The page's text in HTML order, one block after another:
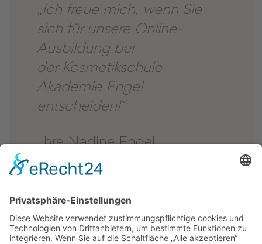
„Ich freue mich, wenn Sie
sich für unsere Online-
Ausbildung bei
der Kosmetikschule
Akademie Engel
entscheiden!“
Ihre Nadine Engel
GmbH